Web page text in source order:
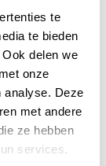
te
te bieden
delen we
onze
analyse. Deze
met andere
ze hebben
services.
DE MAIL
DELEN OP PINTEREST
DELEN OP